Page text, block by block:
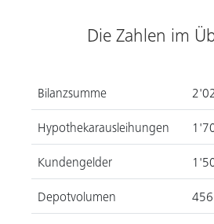
Die Zahlen im
Bilanzsumme
Hypothekarausleihungen
Kundengelder
Depotvolumen